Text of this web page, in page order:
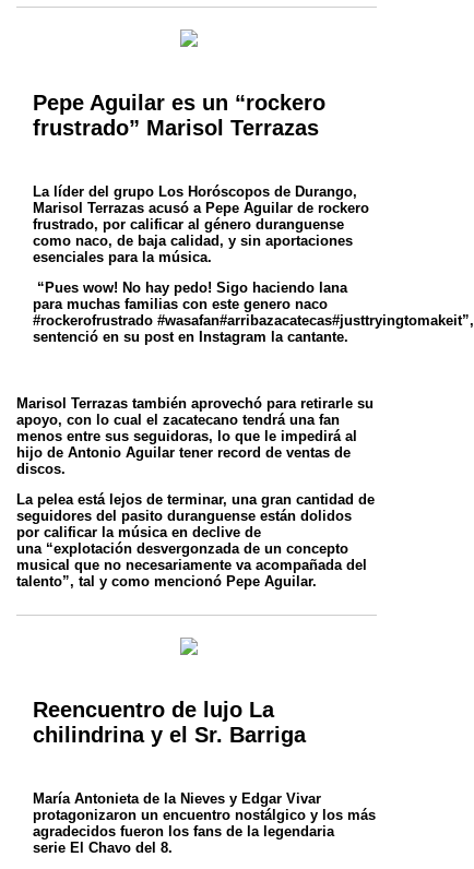
Pepe Aguilar es un “rockero
frustrado” Marisol Terrazas
La líder del grupo Los Horóscopos de Durango,
Marisol Terrazas acusó a Pepe Aguilar de rockero
frustrado, por calificar al género duranguense
como naco, de baja calidad, y sin aportaciones
esenciales para la música.
“Pues wow! No hay pedo! Sigo haciendo lana
para muchas familias con este genero naco
#rockerofrustrado #wasafan#arribazacatecas#justtryingtomakeit”,
sentenció en su post en Instagram la cantante.
Marisol Terrazas también aprovechó para retirarle su
apoyo, con lo cual el zacatecano tendrá una fan
menos entre sus seguidoras, lo que le impedirá al
hijo de Antonio Aguilar tener record de ventas de
discos.
La pelea está lejos de terminar, una gran cantidad de
seguidores del pasito duranguense están dolidos
por calificar la música en declive de
una “explotación desvergonzada de un concepto
musical que no necesariamente va acompañada del
talento”, tal y como mencionó Pepe Aguilar.
Reencuentro de lujo La
chilindrina y el Sr. Barriga
María Antonieta de la Nieves y Edgar Vivar
protagonizaron un encuentro nostálgico y los más
agradecidos fueron los fans de la legendaria
serie El Chavo del 8.